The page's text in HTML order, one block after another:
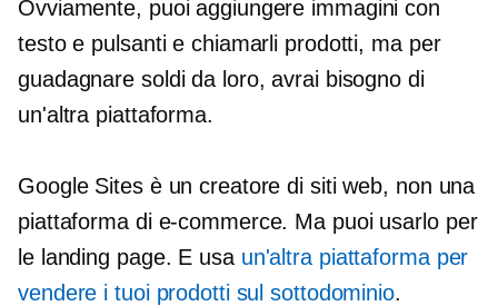
Ovviamente, puoi aggiungere immagini con
testo e pulsanti e chiamarli prodotti, ma per
guadagnare soldi da loro, avrai bisogno di
un'altra piattaforma.
Google Sites è un creatore di siti web, non una
piattaforma di e-commerce. Ma puoi usarlo per
le landing page. E usa un'altra piattaforma per
vendere i tuoi prodotti sul sottodominio.